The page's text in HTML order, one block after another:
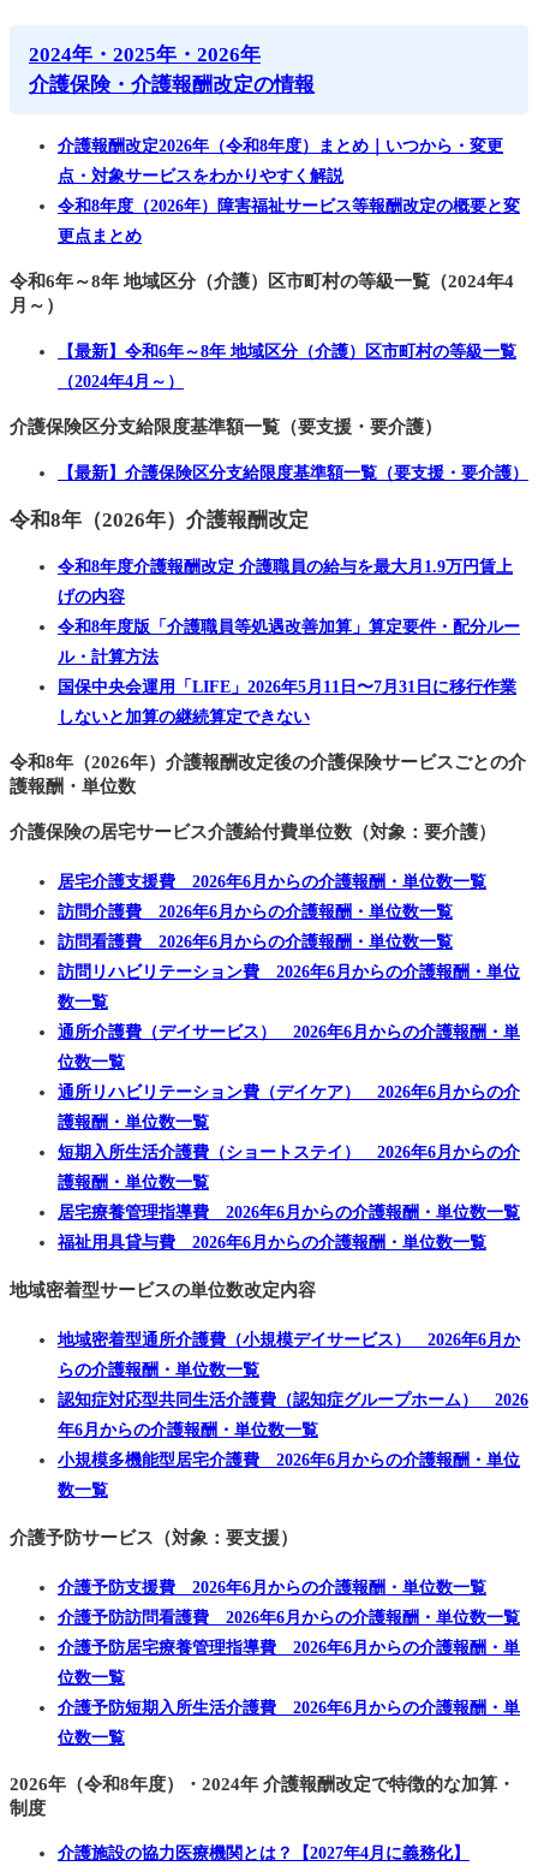
2024年・2025年・2026年
介護保険・介護報酬改定の情報
介護報酬改定2026年（令和8年度）まとめ｜いつから・変更
点・対象サービスをわかりやすく解説
令和8年度（2026年）障害福祉サービス等報酬改定の概要と変
更点まとめ
令和6年～8年 地域区分（介護）区市町村の等級一覧（2024年4
月～）
【最新】令和6年～8年 地域区分（介護）区市町村の等級一覧
（2024年4月～）
介護保険区分支給限度基準額一覧（要支援・要介護）
【最新】介護保険区分支給限度基準額一覧（要支援・要介護）
令和8年（2026年）介護報酬改定
令和8年度介護報酬改定 介護職員の給与を最大月1.9万円賃上
げの内容
令和8年度版「介護職員等処遇改善加算」算定要件・配分ルー
ル・計算方法
国保中央会運用「LIFE」2026年5月11日〜7月31日に移行作業
しないと加算の継続算定できない
令和8年（2026年）介護報酬改定後の介護保険サービスごとの介
護報酬・単位数
介護保険の居宅サービス介護給付費単位数（対象：要介護）
居宅介護支援費 2026年6月からの介護報酬・単位数一覧
訪問介護費 2026年6月からの介護報酬・単位数一覧
訪問看護費 2026年6月からの介護報酬・単位数一覧
訪問リハビリテーション費 2026年6月からの介護報酬・単位
数一覧
通所介護費（デイサービス） 2026年6月からの介護報酬・単
位数一覧
通所リハビリテーション費（デイケア） 2026年6月からの介
護報酬・単位数一覧
短期入所生活介護費（ショートステイ） 2026年6月からの介
護報酬・単位数一覧
居宅療養管理指導費 2026年6月からの介護報酬・単位数一覧
福祉用具貸与費 2026年6月からの介護報酬・単位数一覧
地域密着型サービスの単位数改定内容
地域密着型通所介護費（小規模デイサービス） 2026年6月か
らの介護報酬・単位数一覧
認知症対応型共同生活介護費（認知症グループホーム） 2026
年6月からの介護報酬・単位数一覧
小規模多機能型居宅介護費 2026年6月からの介護報酬・単位
数一覧
介護予防サービス（対象：要支援）
介護予防支援費 2026年6月からの介護報酬・単位数一覧
介護予防訪問看護費 2026年6月からの介護報酬・単位数一覧
介護予防居宅療養管理指導費 2026年6月からの介護報酬・単
位数一覧
介護予防短期入所生活介護費 2026年6月からの介護報酬・単
位数一覧
2026年（令和8年度）・2024年 介護報酬改定で特徴的な加算・
制度
介護施設の協力医療機関とは？【2027年4月に義務化】